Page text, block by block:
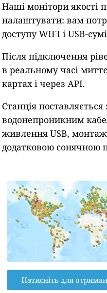
Наші монітори якості
налаштувати: вам
доступу WIFI і USB-
Після підключення
в реальному часі
картах і через API.
Станція
водонепроникним
живлення USB,
додатковою сонячною
Натисніть для